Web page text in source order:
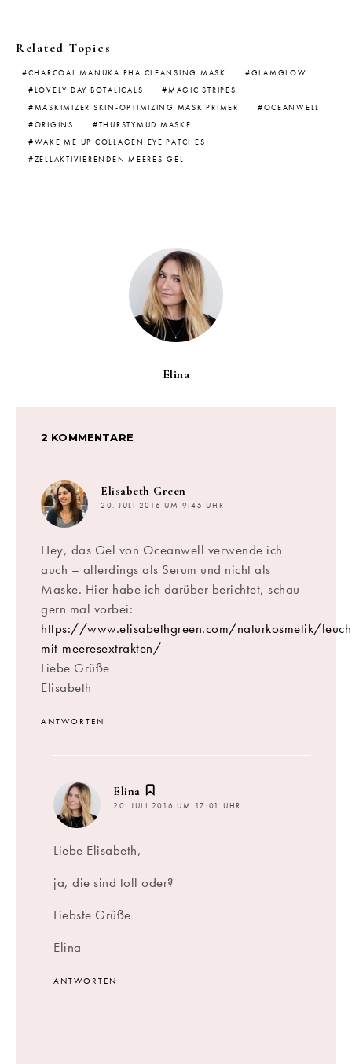
Related Topics
CHARCOAL MANUKA PHA CLEANSING MASK
GLAMGLOW
LOVELY DAY BOTALICALS
MAGIC STRIPES
MASKIMIZER SKIN-OPTIMIZING MASK PRIMER
OCEANWELL
ORIGINS
THURSTYMUD MASKE
WAKE ME UP COLLAGEN EYE PATCHES
ZELLAKTIVIERENDEN MEERES-GEL
Elina
2 KOMMENTARE
Elisabeth Green
20. JULI 2016 UM 9:45 UHR
Hey, das Gel von Oceanwell verwende ich
auch – allerdings als Serum und nicht als
Maske. Hier habe ich darüber berichtet, schau
gern mal vorbei:
https://www.elisabethgreen.com/naturkosmetik/
mit-meeresextrakten/
Liebe Grüße
Elisabeth
ANTWORTEN
Elina
20. JULI 2016 UM 17:01 UHR
Liebe Elisabeth,
ja, die sind toll oder?
Liebste Grüße
Elina
ANTWORTEN